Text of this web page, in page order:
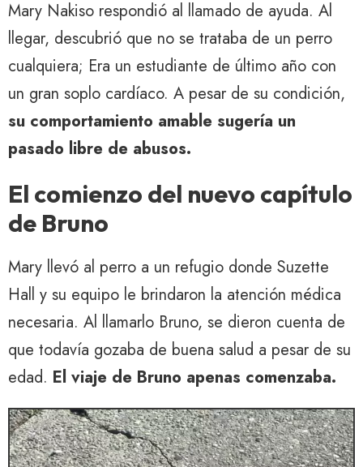
Mary Nakiso respondió al llamado de ayuda. Al
llegar, descubrió que no se trataba de un perro
cualquiera; Era un estudiante de último año con
un gran soplo cardíaco. A pesar de su condición,
su comportamiento amable sugería un
pasado libre de abusos.
El comienzo del nuevo capítulo
de Bruno
Mary llevó al perro a un refugio donde Suzette
Hall y su equipo le brindaron la atención médica
necesaria. Al llamarlo Bruno, se dieron cuenta de
que todavía gozaba de buena salud a pesar de su
edad. El viaje de Bruno apenas comenzaba.